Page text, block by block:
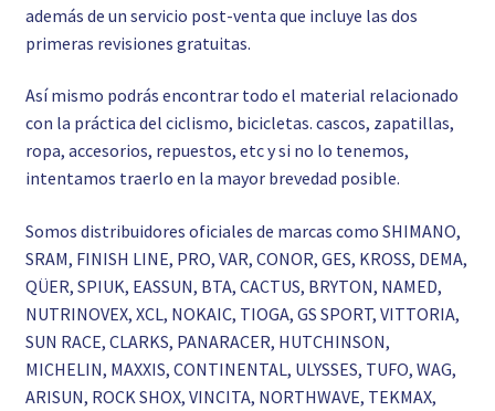
además de un servicio post-venta que incluye las dos
primeras revisiones gratuitas.
Así mismo podrás encontrar todo el material relacionado
con la práctica del ciclismo, bicicletas. cascos, zapatillas,
ropa, accesorios, repuestos, etc y si no lo tenemos,
intentamos traerlo en la mayor brevedad posible.
Somos distribuidores oficiales de marcas como SHIMANO,
SRAM, FINISH LINE, PRO, VAR, CONOR, GES, KROSS, DEMA,
QÜER, SPIUK, EASSUN, BTA, CACTUS, BRYTON, NAMED,
NUTRINOVEX, XCL, NOKAIC, TIOGA, GS SPORT, VITTORIA,
SUN RACE, CLARKS, PANARACER, HUTCHINSON,
MICHELIN, MAXXIS, CONTINENTAL, ULYSSES, TUFO, WAG,
ARISUN, ROCK SHOX, VINCITA, NORTHWAVE, TEKMAX,